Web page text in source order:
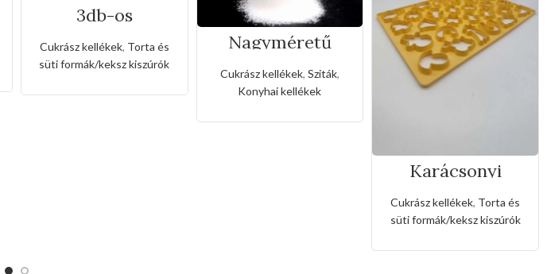
3db-os
kiszúró készlet
cukorka alakkal
Cukrász kellékek, Torta és
süti formák/keksz kiszúrók
Nagyméretű
rozsdamentes
liszt,porcukor
szóró
Cukrász kellékek, Sziták,
Konyhai kellékek
Karácsonyi
sütemény kiszúró
forma
Cukrász kellékek, Torta és
süti formák/keksz kiszúrók